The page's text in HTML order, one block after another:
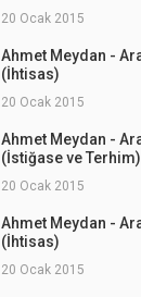
20 Ocak 2015
Ahmet Meydan -
(İhtisas)
20 Ocak 2015
Ahmet Meydan -
(İstiğase ve Terhim)
20 Ocak 2015
Ahmet Meydan -
(İhtisas)
20 Ocak 2015